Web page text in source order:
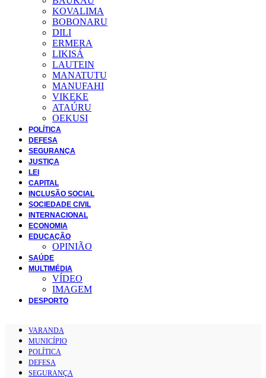
KOVALIMA
BOBONARU
DILI
ERMERA
LIKISÁ
LAUTEIN
MANATUTU
MANUFAHI
VIKEKE
ATAÚRU
OEKUSI
POLÍTICA
DEFESA
SEGURANÇA
JUSTIÇA
LEI
CAPITAL
INCLUSÃO SOCIAL
SOCIEDADE CIVIL
INTERNACIONAL
ECONOMIA
EDUCAÇÃO
OPINIÃO
SAÚDE
MULTIMÉDIA
VÍDEO
IMAGEM
DESPORTO
VARANDA
MUNICÍPIO
POLÍTICA
DEFESA
SEGURANÇA